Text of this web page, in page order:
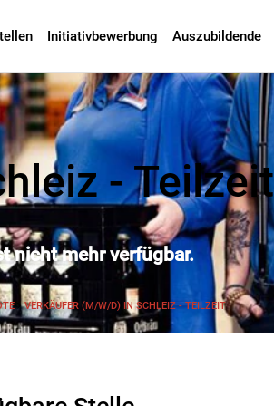
Initiativbewerbung Auszubildende
- Teilzeit
nicht mehr verfügbar.
VERKÄUFER (M/W/D) IN SCHLEIZ - TEILZEIT